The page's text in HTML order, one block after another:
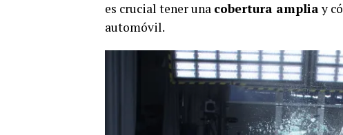
es crucial tener una cobertura ampliay
automóvil.